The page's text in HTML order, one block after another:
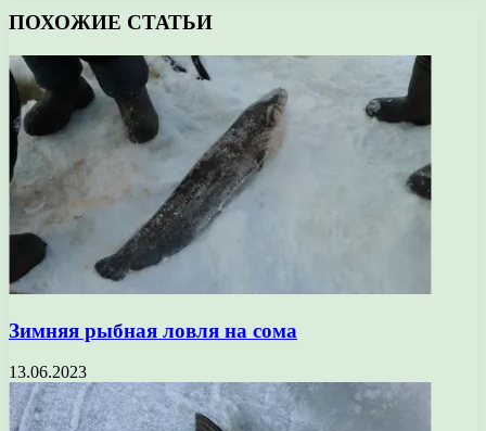
ПОХОЖИЕ СТАТЬИ
Зимняя рыбная ловля на сома
13.06.2023